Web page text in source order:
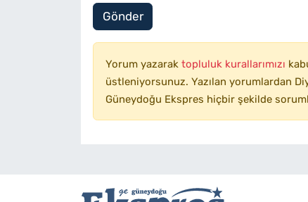
Gönder
Yorum yazarak topluluk kurallarımızı
üstleniyorsunuz. Yazılan yorumlardan
Güneydoğu Ekspres hiçbir şekilde